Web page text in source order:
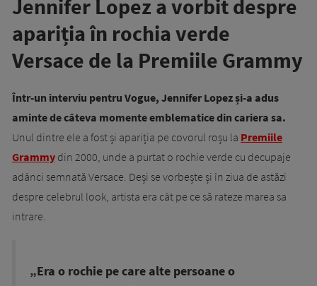
Jennifer Lopez a vorbit despre
apariția în rochia verde
Versace de la Premiile Grammy
Într-un interviu pentru Vogue, Jennifer Lopez și-a adus
aminte de câteva momente emblematice din cariera sa.
Unul dintre ele a fost și apariția pe covorul roșu la Premiile
Grammy din 2000, unde a purtat o rochie verde cu decupaje
adânci semnată Versace. Deși se vorbește și în ziua de astăzi
despre celebrul look, artista era cât pe ce să rateze marea sa
intrare.
„Era o rochie pe care alte persoane o